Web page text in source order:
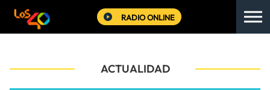
RADIO ONLINE
ACTUALIDAD